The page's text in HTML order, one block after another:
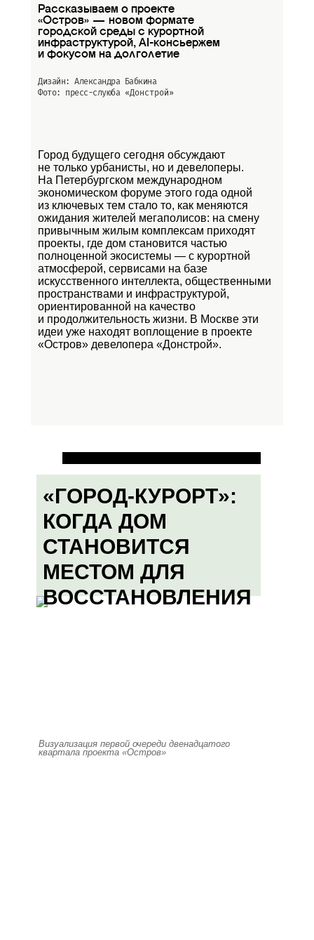
Рассказываем о проекте
«Остров» — новом формате
городской среды с курортной
инфраструктурой, AI-консьержем
и фокусом на долголетие
Дизайн: Александра Бабкина
Фото: пресс-слуюба «Донстрой»
Город будущего сегодня обсуждают
не только урбанисты, но и девелоперы.
На Петербургском международном
экономическом форуме этого года одной
из ключевых тем стало то, как меняются
ожидания жителей мегаполисов: на смену
привычным жилым комплексам приходят
проекты, где дом становится частью
полноценной экосистемы — с курортной
атмосферой, сервисами на базе
искусственного интеллекта, общественными
пространствами и инфраструктурой,
ориентированной на качество
и продолжительность жизни. В Москве эти
идеи уже находят воплощение в проекте
«Остров» девелопера «Донстрой».
«ГОРОД-КУРОРТ»:
КОГДА ДОМ
СТАНОВИТСЯ
МЕСТОМ ДЛЯ
ВОССТАНОВЛЕНИЯ
Визуализация первой очереди двенадцатого
квартала проекта «Остров»